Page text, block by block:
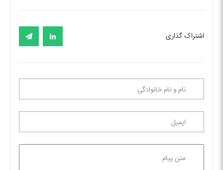
اشتراک گذاری